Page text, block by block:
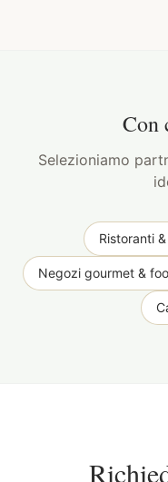
Con
Selezioniamo
Ristoranti
Negozi gourmet &